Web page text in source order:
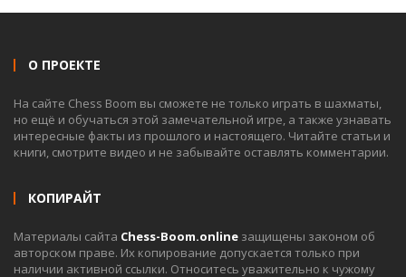
О ПРОЕКТЕ
На сайте Chess Boom вы сможете не только играть в шахматы,
но ещё и обучаться этой замечательной игре, а также узнавать
интересные факты из прошлого и настоящего. Читайте статьи и
книги, смотрите видео и не забывайте оставлять комментарии.
КОПИРАЙТ
Материалы сайта Chess-Boom.online защищены законом об
авторском праве. Их копирование допускается только при
наличии активной ссылки. Относитесь уважительно к чужому